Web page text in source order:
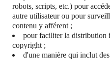
robots, scripts, etc.) pour
autre utilisateur ou pour
contenu y afférent ;
pour faciliter la distribution
copyright ;
d'une manière qui inclut